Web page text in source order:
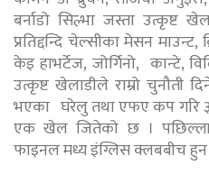
बर्नाडो सिल्भा जस्ता उत्कृष्ट
प्रतिद्दन्दि चेल्सीका मेसन माउन्ट,
केइ हाभर्टेज, जोर्गिनो, कान्टे,
उत्कृष्ट खेलाडीले राम्रो चुनौती
भएका घरेलु तथा एफए कप गरि
एक खेल जितेको छ । पछिल्ला
फाइनल मध्य इंग्लिस क्लबबीच हुन